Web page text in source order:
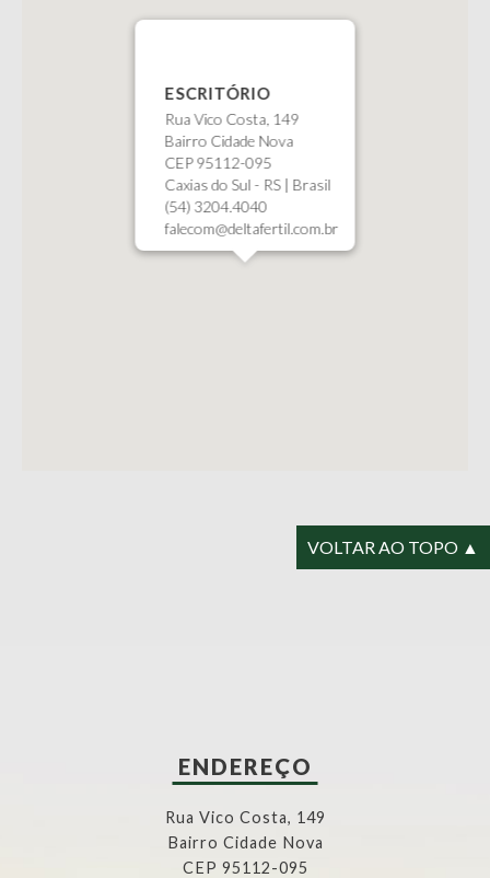
ESCRITÓRIO
Rua Vico Costa, 149
Bairro Cidade Nova
CEP 95112-095
Caxias do Sul - RS | Brasil
(54) 3204.4040
falecom@deltafertil.com.br
VOLTAR AO TOPO ▲
ENDEREÇO
Rua Vico Costa, 149
Bairro Cidade Nova
CEP 95112-095